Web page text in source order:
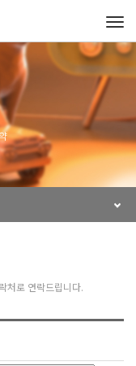
처로 연락드립니다.